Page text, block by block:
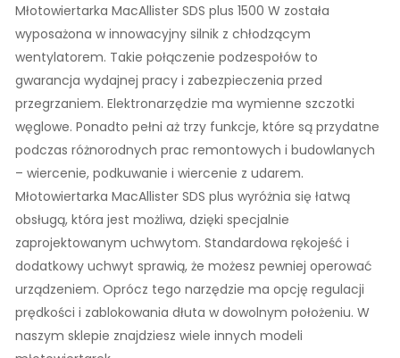
Młotowiertarka MacAllister SDS plus 1500 W została
wyposażona w innowacyjny silnik z chłodzącym
wentylatorem. Takie połączenie podzespołów to
gwarancja wydajnej pracy i zabezpieczenia przed
przegrzaniem. Elektronarzędzie ma wymienne szczotki
węglowe. Ponadto pełni aż trzy funkcje, które są przydatne
podczas różnorodnych prac remontowych i budowlanych
– wiercenie, podkuwanie i wiercenie z udarem.
Młotowiertarka MacAllister SDS plus wyróżnia się łatwą
obsługą, która jest możliwa, dzięki specjalnie
zaprojektowanym uchwytom. Standardowa rękojeść i
dodatkowy uchwyt sprawią, że możesz pewniej operować
urządzeniem. Oprócz tego narzędzie ma opcję regulacji
prędkości i zablokowania dłuta w dowolnym położeniu. W
naszym sklepie znajdziesz wiele innych modeli